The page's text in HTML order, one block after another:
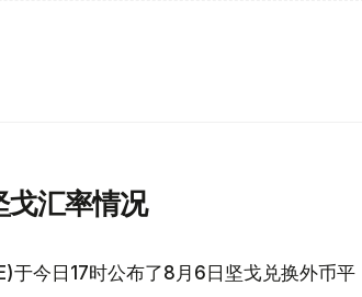
戈汇率情况
于今日17时公布了8月6日坚戈兑换外币平